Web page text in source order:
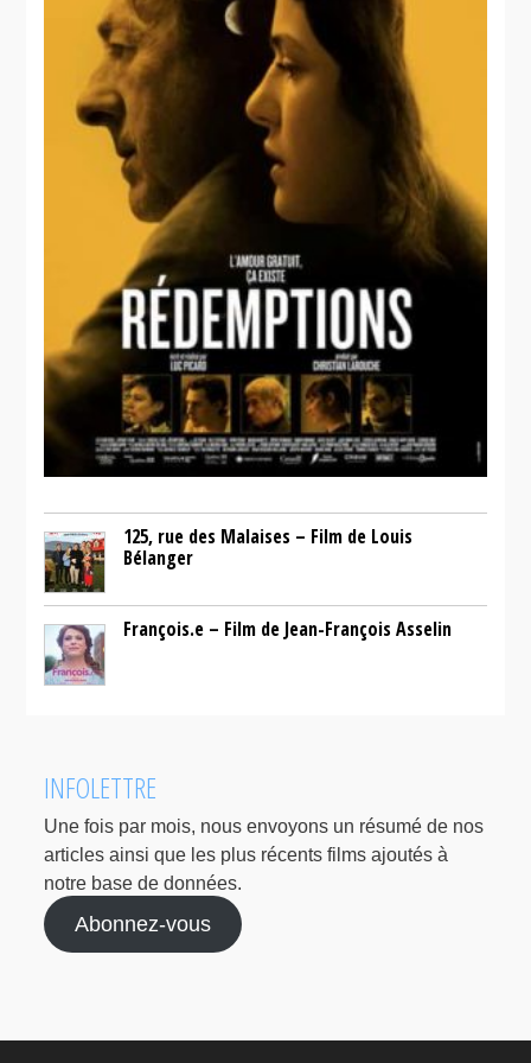
125, rue des Malaises – Film de Louis
Bélanger
François.e – Film de Jean-François Asselin
INFOLETTRE
Une fois par mois, nous envoyons un résumé de nos
articles ainsi que les plus récents films ajoutés à
notre base de données.
Abonnez-vous